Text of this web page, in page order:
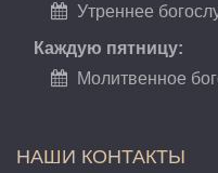
Утреннее
Каждую пятницу:
Молитвенное
НАШИ КОНТАКТЫ